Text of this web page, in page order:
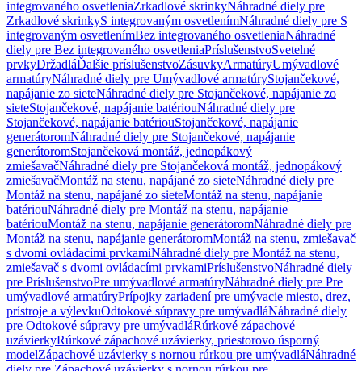
integrovaného osvetleniaZrkadlové skrinkyNáhradné diely pre
Zrkadlové skrinkyS integrovaným osvetlenímNáhradné diely pre S
integrovaným osvetlenímBez integrovaného osvetleniaNáhradné
diely pre Bez integrovaného osvetleniaPríslušenstvoSvetelné
prvkyDržadláĎalšie príslušenstvoZásuvkyArmatúryUmývadlové
armatúryNáhradné diely pre Umývadlové armatúryStojančekové,
napájanie zo sieteNáhradné diely pre Stojančekové, napájanie zo
sieteStojančekové, napájanie batériouNáhradné diely pre
Stojančekové, napájanie batériouStojančekové, napájanie
generátoromNáhradné diely pre Stojančekové, napájanie
generátoromStojančeková montáž, jednopákový
zmiešavačNáhradné diely pre Stojančeková montáž, jednopákový
zmiešavačMontáž na stenu, napájané zo sieteNáhradné diely pre
Montáž na stenu, napájané zo sieteMontáž na stenu, napájanie
batériouNáhradné diely pre Montáž na stenu, napájanie
batériouMontáž na stenu, napájanie generátoromNáhradné diely pre
Montáž na stenu, napájanie generátoromMontáž na stenu, zmiešavač
s dvomi ovládacími prvkamiNáhradné diely pre Montáž na stenu,
zmiešavač s dvomi ovládacími prvkamiPríslušenstvoNáhradné diely
pre PríslušenstvoPre umývadlové armatúryNáhradné diely pre Pre
umývadlové armatúryPrípojky zariadení pre umývacie miesto, drez,
prístroje a výlevkuOdtokové súpravy pre umývadláNáhradné diely
pre Odtokové súpravy pre umývadláRúrkové zápachové
uzávierkyRúrkové zápachové uzávierky, priestorovo úsporný
modelZápachové uzávierky s nornou rúrkou pre umývadláNáhradné